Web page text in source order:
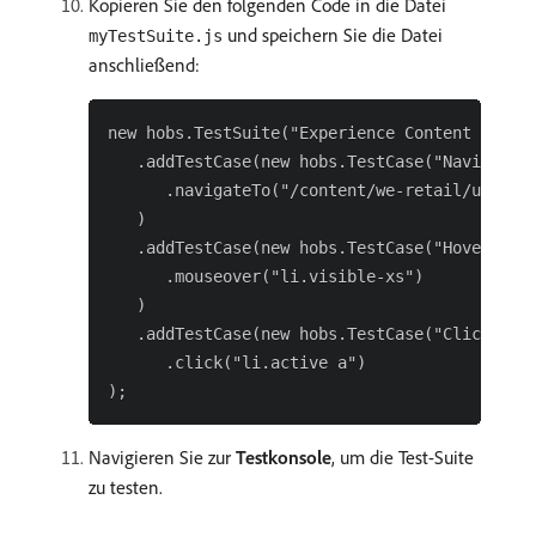
myTestSuite.js und speichern Sie die Datei
anschließend:
new hobs.TestSuite("Experience Content
.addTestCase(new hobs.TestCase("Navigate
.navigateTo("/content/we-retail/us/
   )
.addTestCase(new hobs.TestCase("Hover
      .mouseover("li.visible-xs")
   )
.addTestCase(new hobs.TestCase("Click
      .click("li.active a")
Navigieren Sie zur Testkonsole, um die Test-Suite
zu testen.